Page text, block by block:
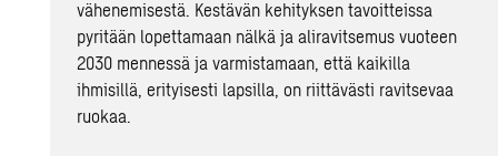
vähenemisestä. Kestävän kehityksen tavoitteissa
pyritään lopettamaan nälkä ja aliravitsemus vuoteen
2030 mennessä ja varmistamaan, että kaikilla
ihmisillä, erityisesti lapsilla, on riittävästi ravitsevaa
ruokaa.